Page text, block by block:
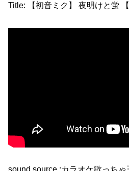
Title: 【初音ミク】 夜明けと蛍
sound source :カラオケ歌っちゃ